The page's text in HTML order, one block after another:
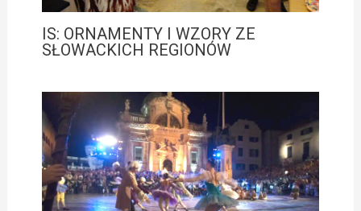
IS: ORNAMENTY I WZORY ZE
SŁOWACKICH REGIONÓW